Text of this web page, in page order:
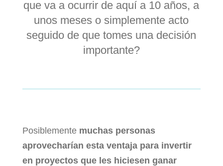
que va a ocurrir de aquí a 10 años, a
unos meses o simplemente acto
seguido de que tomes una decisión
importante?
Posiblemente muchas personas
aprovecharían esta ventaja para invertir
en proyectos que les hiciesen ganar